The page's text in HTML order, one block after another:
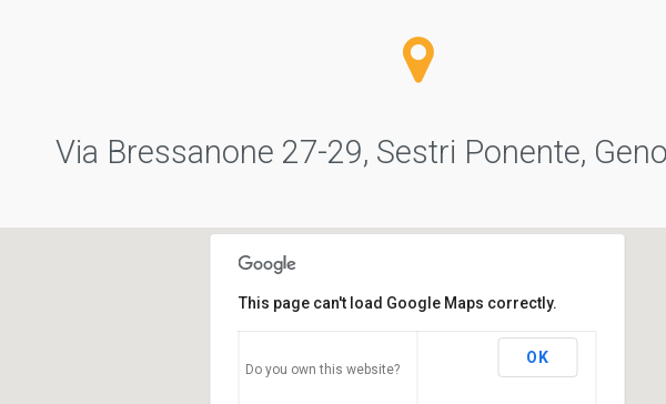
Via Bressanone 27-29, Sestri Ponente,
This page can't load Google Maps correctly.
Do you own this website?
OK